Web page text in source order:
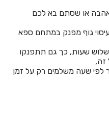
או שסתם בא לכם
עיסוי גוף מפנק במתחם ספא
שעות, כך גם תתפנקו
זה,
לפי שעה משלמים רק על זמן